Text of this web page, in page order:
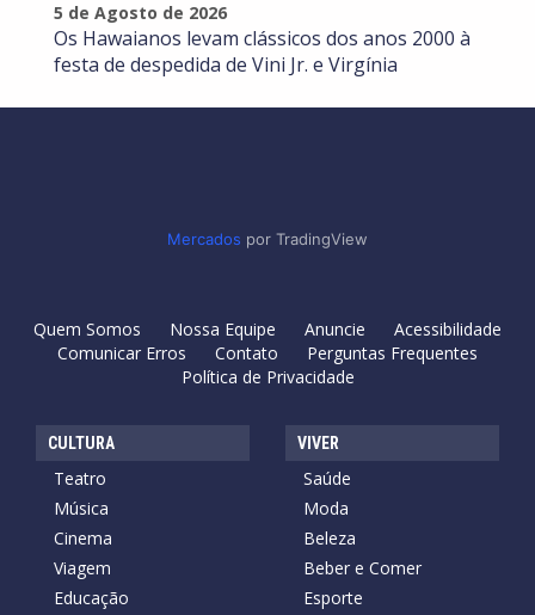
5 de Agosto de 2026
Os Hawaianos levam clássicos dos anos 2000 à
festa de despedida de Vini Jr. e Virgínia
Mercados por TradingView
Quem Somos Nossa Equipe Anuncie
Acessibilidade
Comunicar Erros
Contato
Perguntas Frequentes
Política de Privacidade
CULTURA
Teatro
Música
Cinema
Viagem
Educação
VIVER
Saúde
Moda
Beleza
Beber e Comer
Esporte